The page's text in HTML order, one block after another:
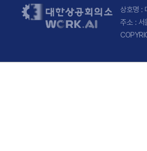
상호명 :
주소 :